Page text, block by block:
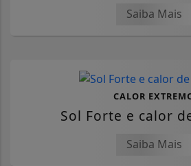
Saiba Mais
CALOR
Sol Forte e calor
Saiba Mais